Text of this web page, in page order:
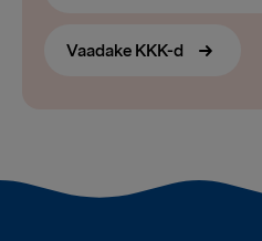
Vaadake KKK-d